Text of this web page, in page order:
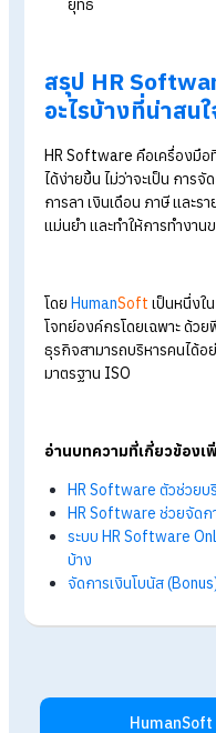
รายงานและการ
บริหารสามารถนำไปวิเค
ประสิทธิภาพ
ขนาดเล็กจำเ
ระบบ HR Software เ
เล็กจนถึงองค์กรขนาด
มีโครงสร้างองค์ก
การทำงานเป็นกะ
ต้องการลดงานเอก
ลดความผิดพลาดใ
ต้องการควบคุมต้นทุ
ต้องการใช้ข้อมูล
สรุป HR